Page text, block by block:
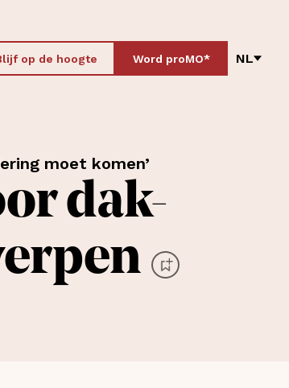
op de hoogte Word proMO* NL
moet komen’
dak-